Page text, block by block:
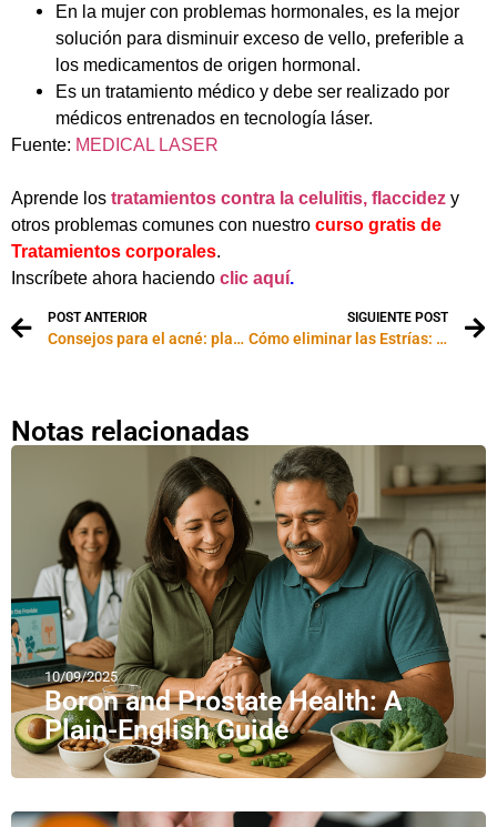
En la mujer con problemas hormonales, es la mejor
solución para disminuir exceso de vello, preferible a
los medicamentos de origen hormonal.
Es un tratamiento médico y debe ser realizado por
médicos entrenados en tecnología láser.
Fuente: MEDICAL LASER
Aprende los tratamientos contra la celulitis, flaccidez y
otros problemas comunes con nuestro curso gratis de
Tratamientos corporales.
Inscríbete ahora haciendo clic aquí.
POST ANTERIOR
Consejos para el acné: plan de cuidados diarios
SIGUIENTE POST
Cómo eliminar las Estrías: Mitos y realidades
Notas relacionadas
10/09/2025
Boron and Prostate Health: A
Plain-English Guide